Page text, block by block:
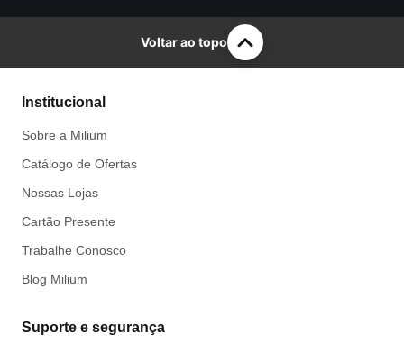
Voltar ao topo
Institucional
Sobre a Milium
Catálogo de Ofertas
Nossas Lojas
Cartão Presente
Trabalhe Conosco
Blog Milium
Suporte e segurança